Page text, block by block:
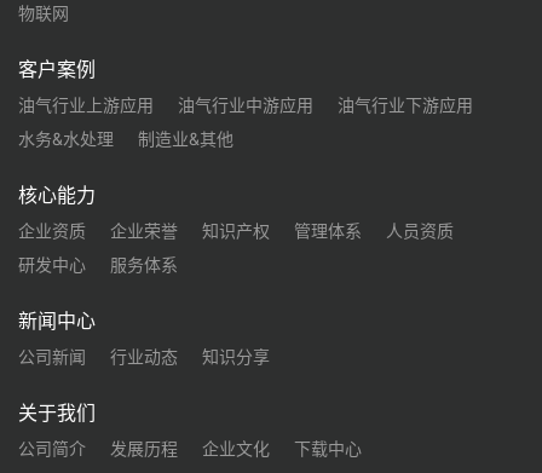
物联网
客户案例
油气行业上游应用 油气行业中游应用
油气行业下游应用
水务&水处理
制造业&其他
核心能力
企业资质 企业荣誉 知识产权 管理体系
人员资质
研发中心
服务体系
新闻中心
公司新闻 行业动态 知识分享
关于我们
公司简介 发展历程 企业文化 下载中心